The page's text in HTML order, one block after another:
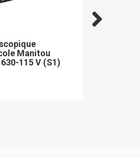
Manitou
115 V (S1)